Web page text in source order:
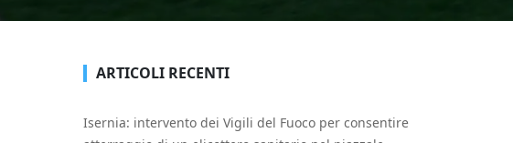
ARTICOLI RECENTI
Isernia: intervento dei Vigili del Fuoco per consentire